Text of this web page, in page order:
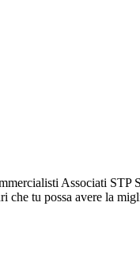
Associati STP
che tu possa avere la